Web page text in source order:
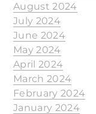
August 2024
July 2024
June 2024
May 2024
April 2024
March 2024
February 2024
January 2024